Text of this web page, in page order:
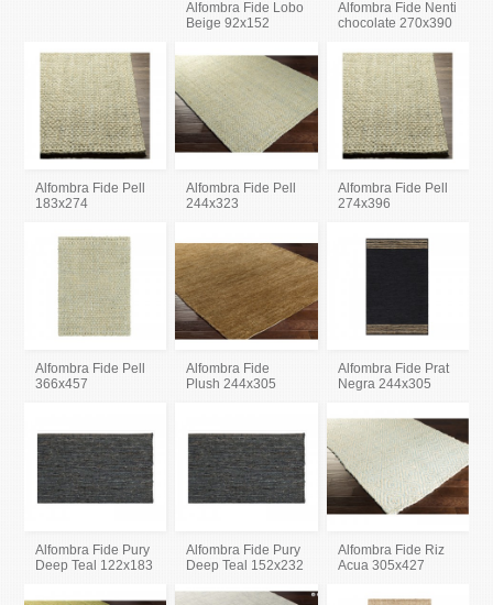
Alfombra Fide Lobo
Beige 92x152
Alfombra Fide Nenti
chocolate 270x390
Alfombra Fide Pell
183x274
Alfombra Fide Pell
244x323
Alfombra Fide Pell
274x396
Alfombra Fide Pell
366x457
Alfombra Fide
Plush 244x305
Alfombra Fide Prat
Negra 244x305
Alfombra Fide Pury
Deep Teal 122x183
Alfombra Fide Pury
Deep Teal 152x232
Alfombra Fide Riz
Acua 305x427